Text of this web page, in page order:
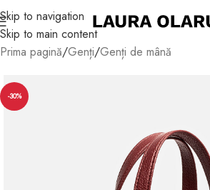
Skip to navigation
Skip to main content
Prima pagină/Genți/Genți de mână
-30%